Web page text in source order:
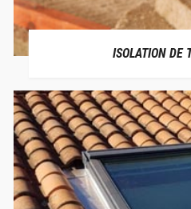
ISOLATION DE